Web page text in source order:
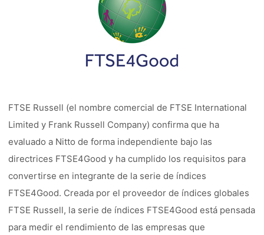
FTSE Russell (el nombre comercial de FTSE International
Limited y Frank Russell Company) confirma que ha
evaluado a Nitto de forma independiente bajo las
directrices FTSE4Good y ha cumplido los requisitos para
convertirse en integrante de la serie de índices
FTSE4Good. Creada por el proveedor de índices globales
FTSE Russell, la serie de índices FTSE4Good está pensada
para medir el rendimiento de las empresas que